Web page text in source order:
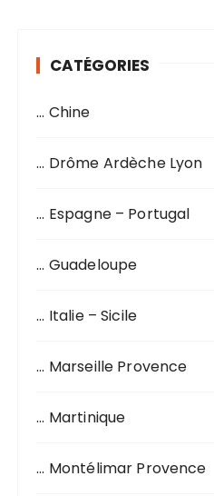
CATÉGORIES
… Chine
… Drôme Ardèche Lyon
… Espagne – Portugal
… Guadeloupe
… Italie – Sicile
… Marseille Provence
… Martinique
… Montélimar Provence